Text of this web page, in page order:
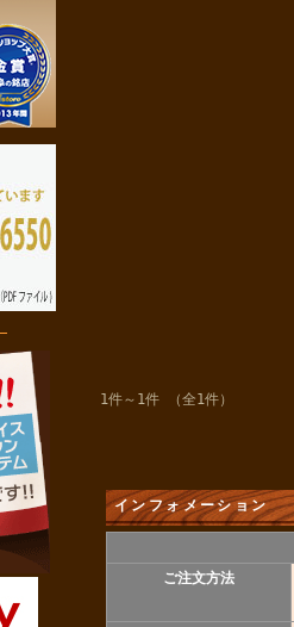
1件～1件 （全1件）
インフォメーション
ご注文方法